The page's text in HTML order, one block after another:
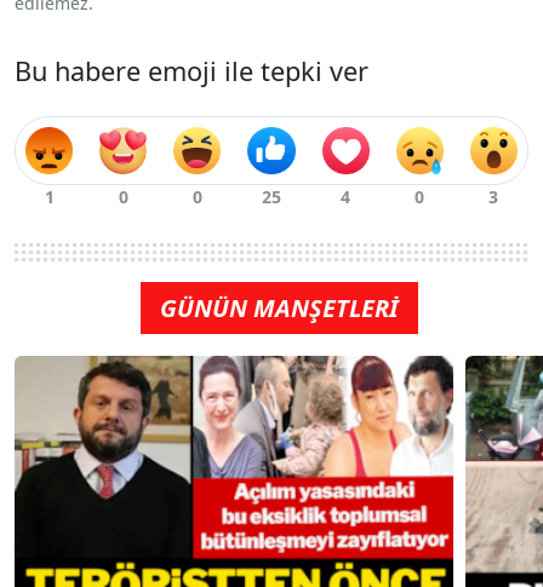
Bu habere emoji ile tepki ver
GÜNÜN MANŞETLERİ